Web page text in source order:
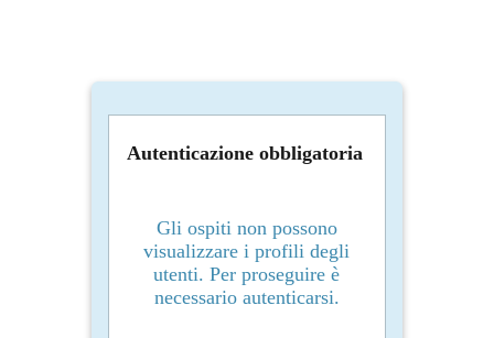
Autenticazione obbligatoria
Gli ospiti non possono
visualizzare i profili degli
utenti. Per proseguire è
necessario autenticarsi.